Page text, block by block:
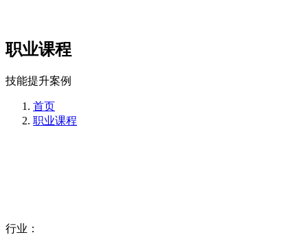
职业课程
技能提升案例
首页
职业课程
行业：